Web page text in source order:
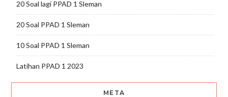
20 Soal lagi PPAD 1 Sleman
20 Soal PPAD 1 Sleman
10 Soal PPAD 1 Sleman
Latihan PPAD 1 2023
META